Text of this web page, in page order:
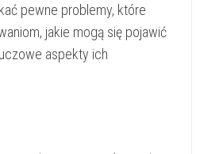
pewne problemy, które
jakie mogą się pojawić
aspekty ich